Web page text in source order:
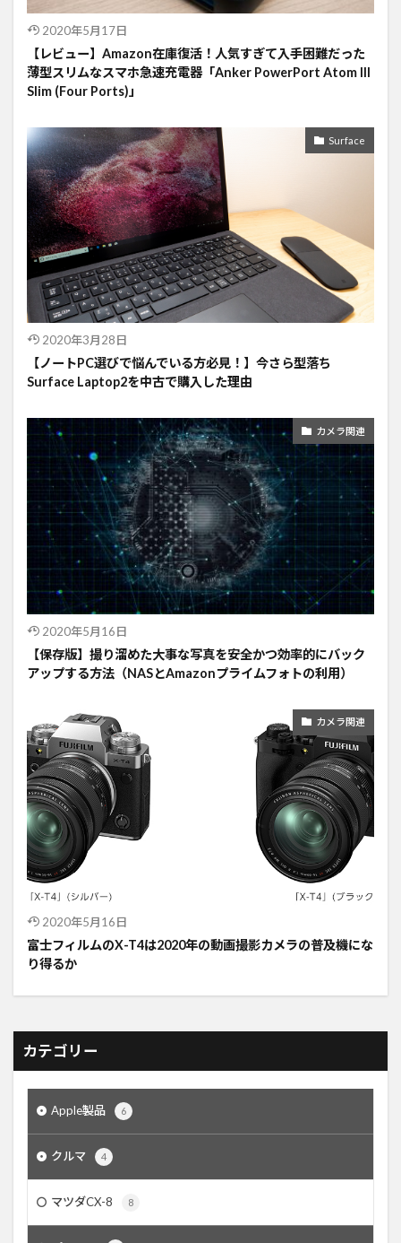
2020年5月17日
【レビュー】Amazon在庫復活！人気すぎて入手困難だった
薄型スリムなスマホ急速充電器「Anker PowerPort Atom III
Slim (Four Ports)」
Surface
2020年3月28日
【ノートPC選びで悩んでいる方必見！】今さら型落ち
Surface Laptop2を中古で購入した理由
カメラ関連
2020年5月16日
【保存版】撮り溜めた大事な写真を安全かつ効率的にバック
アップする方法（NASとAmazonプライムフォトの利用）
カメラ関連
2020年5月16日
富士フィルムのX-T4は2020年の動画撮影カメラの普及機にな
り得るか
カテゴリー
Apple製品 6
クルマ 4
マツダCX-8 8